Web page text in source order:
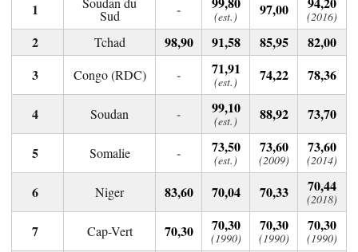
Sud - (est.) 97,00 (2016)
Tchad 98,90 91,58 85,95 82,00
Congo (RDC) - 71,91
(est.) 74,22 78,36
Soudan - 99,10
(est.) 88,92 73,70
Somalie - 73,50
(est.)
73,60
(2009)
73,60
(2014)
Niger 83,60 70,04 70,33 70,44
(2018)
Cap-Vert 70,30 70,30
(1990)
70,30
(1990)
70,30
(1990)